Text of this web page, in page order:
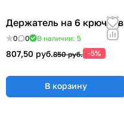
Держатель на 6 крючков
0 0 В наличии: 5
807,50 руб.850 руб. -5%
В корзину